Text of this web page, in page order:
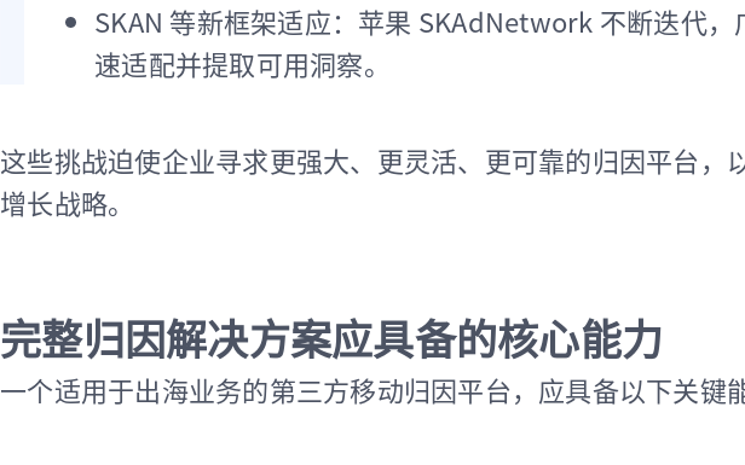
SKAN 等新框架适应：苹果 SKAdNetwork 不断迭代，
速适配并提取可用洞察。
这些挑战迫使企业寻求更强大、更灵活、更可靠的归因平台，
增长战略。
完整归因解决方案应具备的核心能力
一个适用于出海业务的第三方移动归因平台，应具备以下关键能